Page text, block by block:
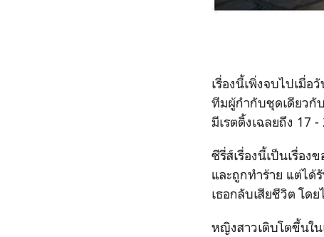
เรื่องนี้เพิ่งจบไปเมื่อ
ทีมผู้กำกับชุดเดียวกั
มีเรตติ้งเฉลยถึง 17 -
ซีรี่ส์เรื่องนี้เป็นเรื่อ
และถูกทำร้าย แต่ได้
เธอกลับเสียชีวิต โด
หญิงสาวเติบโตขึ้นใน